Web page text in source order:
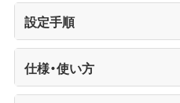
設定手順
仕様・使い方